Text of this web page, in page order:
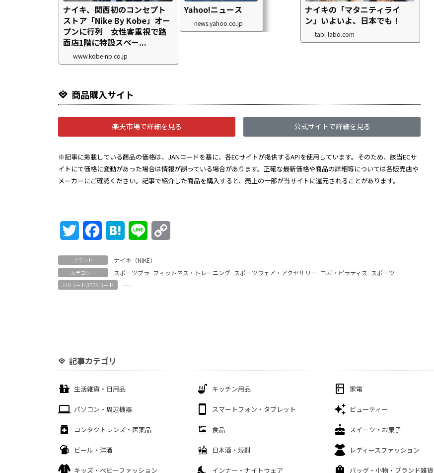
ナイキ、関西初のコンセプト
ストア「Nike By Kobe」オー
プンに行列 女性客重視で路
面店1階に特設スペー...
www.kobe-np.co.jp
Yahoo!ニュース
news.yahoo.co.jp
ナイキの「マタニティライ
ン」いよいよ、日本でも！
tabi-labo.com
商品購入サイト
楽天市場で詳細を見る 公式サイトで詳細を見る
※記事に掲載している商品の価格は、JANコードを基に、各ECサイトが提供するAPIを使用しています。そのため、該当ECサ
イトにて価格に変動があった場合は情報が誤っている場合があります。正確な最新価格や商品の詳細等については各販売店や
メーカーにご確認ください。記事で紹介した商品を購入すると、売上の一部が当サイトに還元されることがあります。
Twitter FacebookHatena Line
ブランド ナイキ（NIKE）
カテゴリー スポーツブラ フィットネス・トレーニング スポーツウェア・アクセサリー ヨガ・ピラティス スポーツ
JANコード/ISBNコード ----
記事カテゴリ
生活雑貨・日用品 キッチン用品 家電
パソコン・周辺機器 スマートフォン・タブレット ビューティー
コンタクトレンズ・医薬品 食品 スイーツ・お菓子
ビール・洋酒 日本酒・焼酎 レディースファッション
キッズ・ベビーファッション インナー・ナイトウェア バッグ・小物・ブランド雑貨